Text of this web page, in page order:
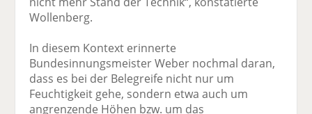
Wollenberg.
In diesem Kontext erinnerte
Bundesinnungsmeister Weber nochmal daran,
dass es bei der Belegreife nicht nur um
Feuchtigkeit gehe, sondern etwa auch um
angrenzende Höhen bzw. um das